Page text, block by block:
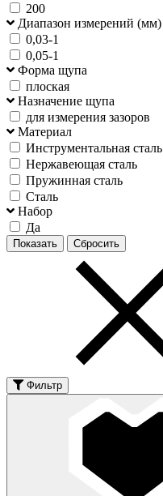
200
Диапазон измерений (мм)
0,03-1
0,05-1
Форма щупа
плоская
Назначение щупа
для измерения зазоров
Материал
Инструментальная сталь
Нержавеющая сталь
Пружинная сталь
Сталь
Набор
Да
Фильтр